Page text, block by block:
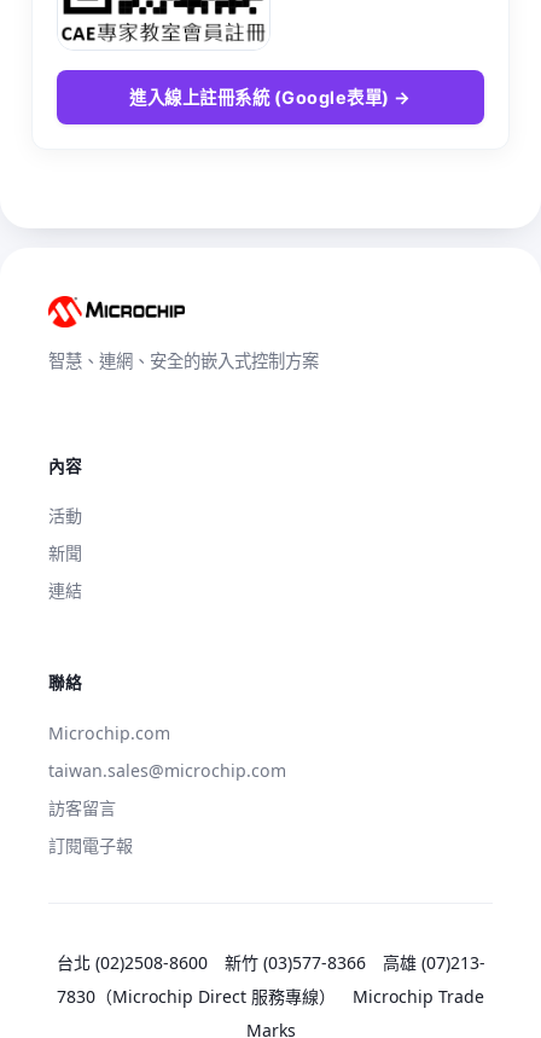
進入線上註冊系統 (Google表單) →
智慧、連網、安全的嵌入式控制方案
內容
活動
新聞
連結
聯絡
Microchip.com
taiwan.sales@microchip.com
訪客留言
訂閱電子報
台北 (02)2508-8600 新竹 (03)577-8366
高雄 (07)213-
7830 （Microchip Direct 服務專線） Microchip Trade
Marks